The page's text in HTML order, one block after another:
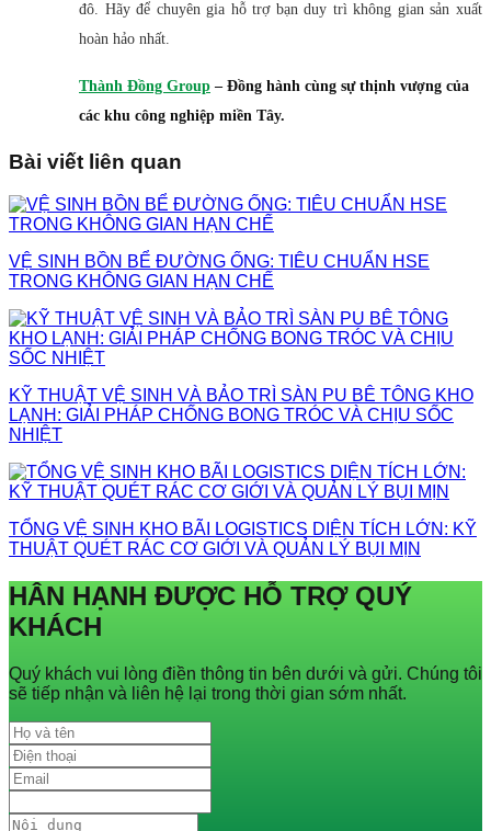
đô. ​Hãy để chuyên gia hỗ trợ bạn duy trì không gian sản xuất
hoàn hảo nhất.
​Thành Đồng Group – Đồng hành cùng sự thịnh vượng của
các khu công nghiệp miền Tây.
Bài viết liên quan
VỆ SINH BỒN BỂ ĐƯỜNG ỐNG: TIÊU CHUẨN HSE
TRONG KHÔNG GIAN HẠN CHẾ
KỸ THUẬT VỆ SINH VÀ BẢO TRÌ SÀN PU BÊ TÔNG KHO
LẠNH: GIẢI PHÁP CHỐNG BONG TRÓC VÀ CHỊU SỐC
NHIỆT
TỔNG VỆ SINH KHO BÃI LOGISTICS DIỆN TÍCH LỚN: KỸ
THUẬT QUÉT RÁC CƠ GIỚI VÀ QUẢN LÝ BỤI MỊN
HÂN HẠNH ĐƯỢC HỖ TRỢ QUÝ
KHÁCH
Quý khách vui lòng điền thông tin bên dưới và gửi. Chúng tôi
sẽ tiếp nhận và liên hệ lại trong thời gian sớm nhất.